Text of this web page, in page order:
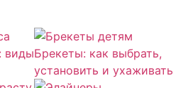
видыБрекеты: как выбрать,
установить и ухаживать